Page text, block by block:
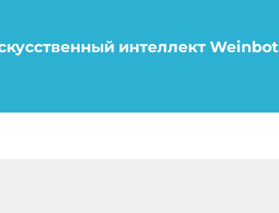
интеллект Weinbot